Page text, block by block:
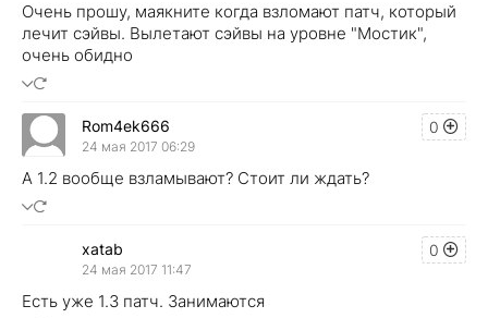
Очень прошу, маякните когда взломают патч, который
лечит сэйвы. Вылетают сэйвы на уровне "Мостик",
очень обидно
0
Rom4ek666
24 мая 2017 06:29
А 1.2 вообще взламывают? Стоит ли ждать?
0
xatab
24 мая 2017 11:47
Есть уже 1.3 патч. Занимаются